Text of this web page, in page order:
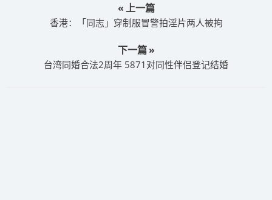
« 上一篇
香港：「同志」穿制服冒警拍淫片两人被拘
下一篇 »
台湾同婚合法2周年 5871对同性伴侣登记结婚